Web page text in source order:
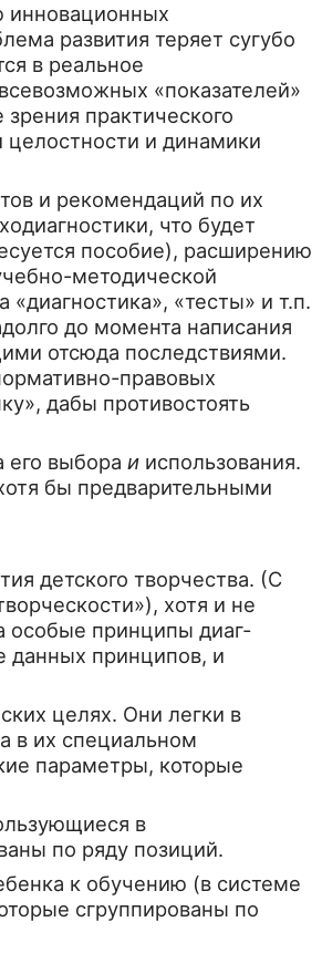
иннова­ционных
развития теряет сугубо
в реальное
«показателей»
практического
целостности и динамики
и рекомендаций по их
что будет
пособие), расширению
ме­тодической
«тесты» и т.п.
до момента написания
отсюда последстви­ями.
правовых
дабы противостоять
его выбо­ра и использования.
бы предварительными
детского творчества. (С
хотя и не
особые принципы диаг­
данных принципов, и
целях. Они легки в
в их специальном
параметры, которые
в
по ряду позиций.
к обучению (в системе
сгруппированы по